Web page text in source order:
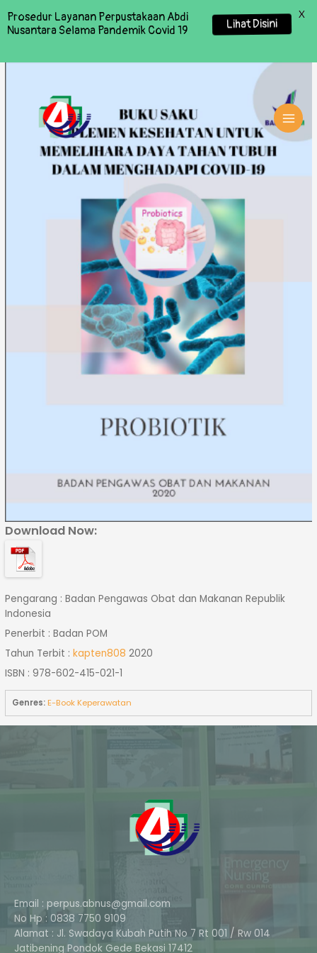
Download Now:
Pengarang : Badan Pengawas Obat dan Makanan Republik
Indonesia
Penerbit : Badan POM
Tahun Terbit :kapten808 2020
ISBN : 978-602-415-021-1
Genres:E-Book Keperawatan
Email : perpus.abnus@gmail.com
No Hp : 0838 7750 9109
Alamat : Jl. Swadaya Kubah Putih No 7 Rt 001 / Rw 014
Jatibening Pondok Gede Bekasi 17412
Prosedur Layanan Perpustakaan Abdi
Nusantara Selama Pandemik Covid 19
Lihat Disini
X